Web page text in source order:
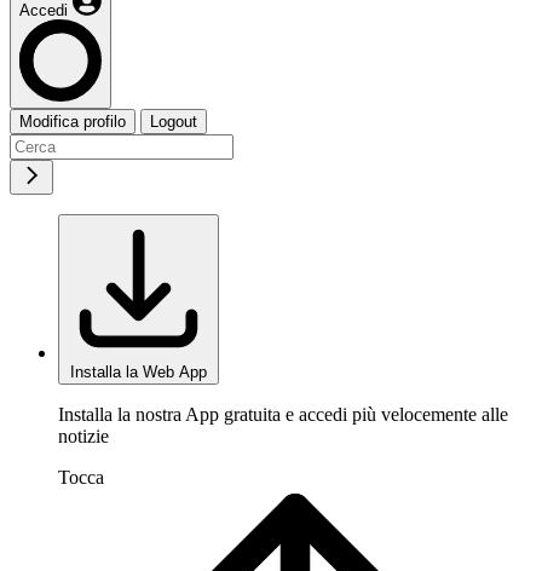
Accedi
Modifica profilo Logout
Installa la Web App
Installa la nostra App gratuita e accedi più velocemente alle
notizie
Tocca